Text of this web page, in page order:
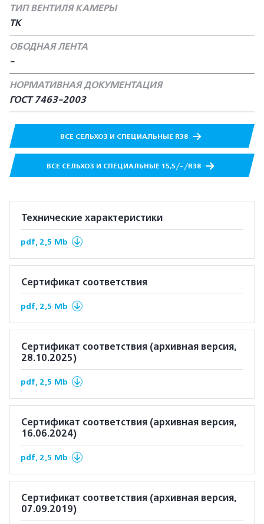
ТИП ВЕНТИЛЯ КАМЕРЫ
ТК
ОБОДНАЯ ЛЕНТА
-
НОРМАТИВНАЯ ДОКУМЕНТАЦИЯ
ГОСТ 7463-2003
ВСЕ СЕЛЬХОЗ И СПЕЦИАЛЬНЫЕ R38
ВСЕ СЕЛЬХОЗ И СПЕЦИАЛЬНЫЕ 15,5/-/R38
Технические характеристики
pdf, 2,5 Mb
Сертификат соответствия
pdf, 2,5 Mb
Сертификат соответствия (архивная версия,
28.10.2025)
pdf, 2,5 Mb
Сертификат соответствия (архивная версия,
16.06.2024)
pdf, 2,5 Mb
Сертификат соответствия (архивная версия,
07.09.2019)